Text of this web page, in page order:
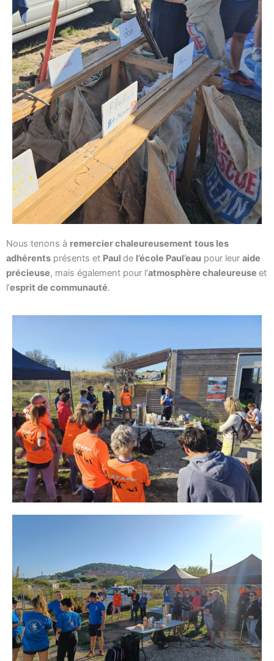
Nous tenons à remercier chaleureusement tous les
adhérents présents et Paul de l’école Paul’eau pour leur aide
précieuse, mais également pour l’atmosphère chaleureuse et
l’esprit de communauté.